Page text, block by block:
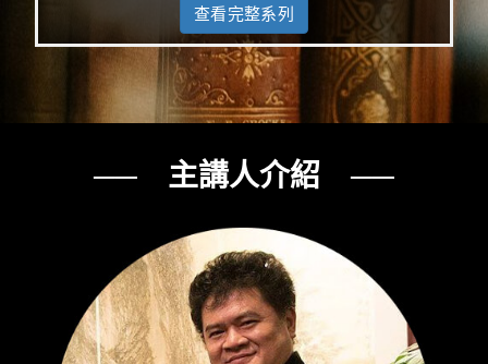
查看完整系列
── 主講人介紹 ──